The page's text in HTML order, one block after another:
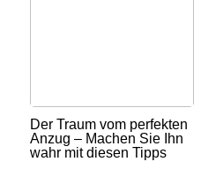
Der Traum vom perfekten
Anzug – Machen Sie Ihn
wahr mit diesen Tipps